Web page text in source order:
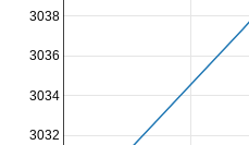
3032
3034
3036
3038